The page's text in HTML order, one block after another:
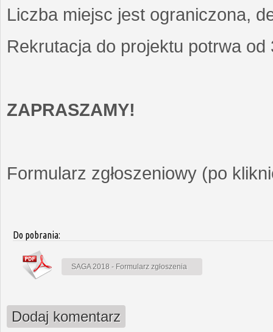
Liczba miejsc jest ograniczona,
Rekrutacja do projektu potrwa
ZAPRASZAMY!
Formularz zgłoszeniowy (po
Do pobrania:
SAGA 2018 - Formularz zgłoszenia
Dodaj komentarz